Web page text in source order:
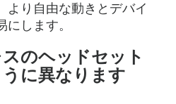
より自由な動きとデバイ
します。
のヘッドセット
に異なります